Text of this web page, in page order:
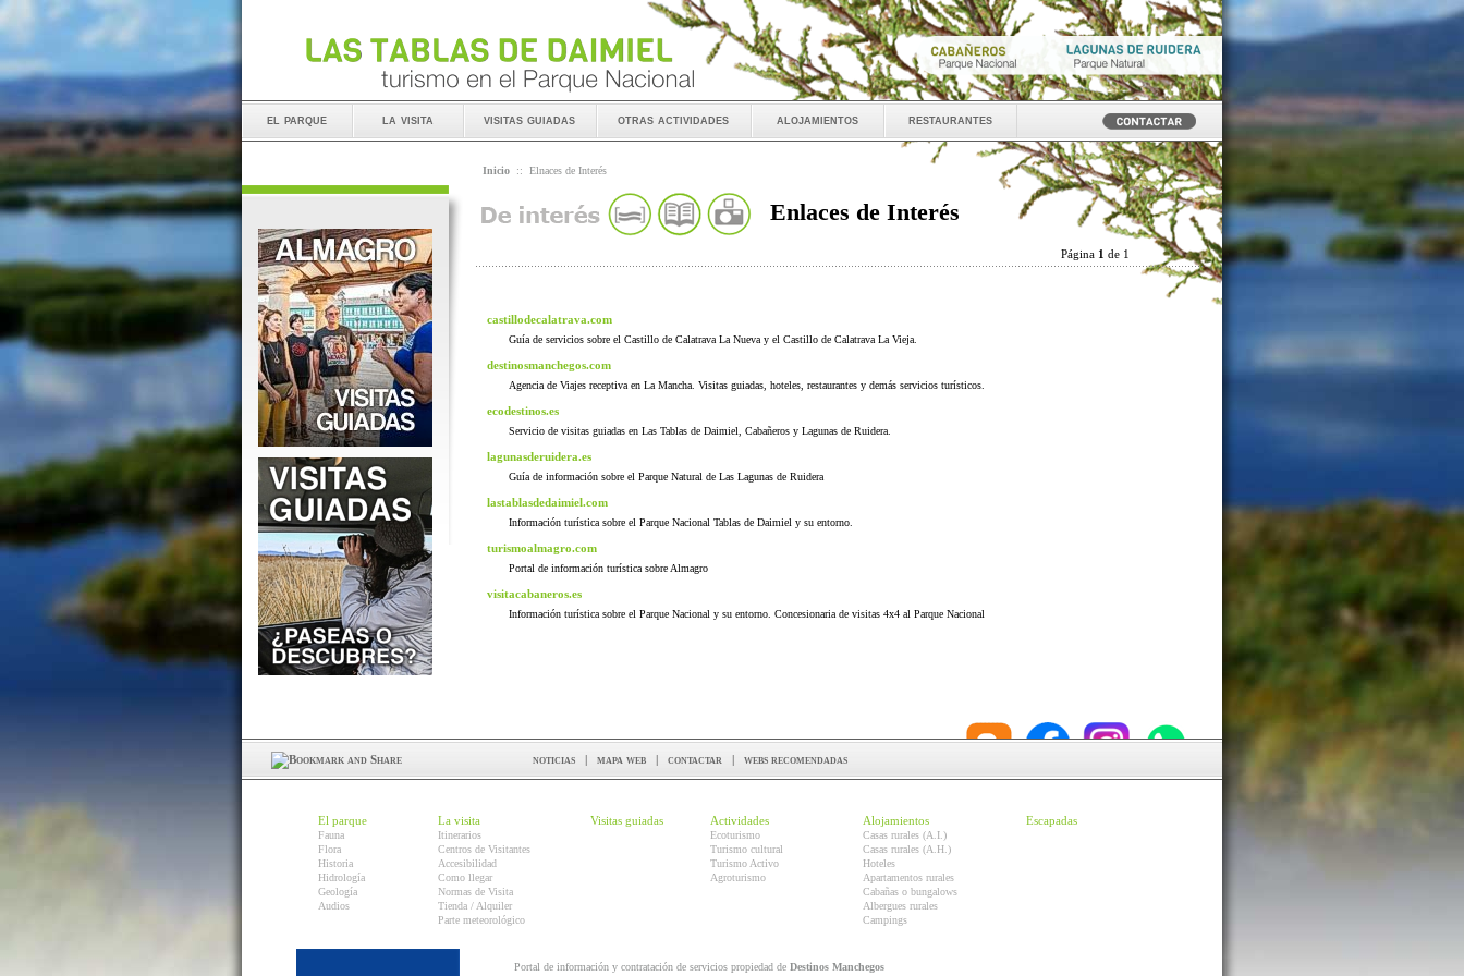
el parque la visita visitas guiadas otras actividades alojamientos restaurantes
Inicio :: Elnaces de Interés
Enlaces de Interés
Página 1 de 1
castillodecalatrava.com
Guía de servicios sobre el Castillo de Calatrava La Nueva y el Castillo de Calatrava La Vieja.
destinosmanchegos.com
Agencia de Viajes receptiva en La Mancha. Visitas guiadas, hoteles, restaurantes y demás servicios turísticos.
ecodestinos.es
Servicio de visitas guiadas en Las Tablas de Daimiel, Cabañeros y Lagunas de Ruidera.
lagunasderuidera.es
Guía de información sobre el Parque Natural de Las Lagunas de Ruidera
lastablasdedaimiel.com
Información turística sobre el Parque Nacional Tablas de Daimiel y su entorno.
turismoalmagro.com
Portal de información turística sobre Almagro
visitacabaneros.es
Información turística sobre el Parque Nacional y su entorno. Concesionaria de visitas 4x4 al Parque Nacional
noticias | mapa web | contactar | webs recomendadas
El parque
Fauna
Flora
Historia
Hidrología
Geología
Audios
La visita
Itinerarios
Centros de Visitantes
Accesibilidad
Como llegar
Normas de Visita
Tienda / Alquiler
Parte meteorológico
Visitas guiadas Actividades
Ecoturismo
Turismo cultural
Turismo Activo
Agroturismo
Alojamientos
Casas rurales (A.I.)
Casas rurales (A.H.)
Hoteles
Apartamentos rurales
Cabañas o bungalows
Albergues rurales
Campings
Escapadas
Portal de información y contratación de servicios propiedad de Destinos Manchegos